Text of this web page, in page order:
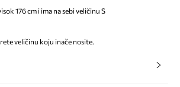
176 cm i ima na sebi veličinu S
veličinu koju inače nosite.